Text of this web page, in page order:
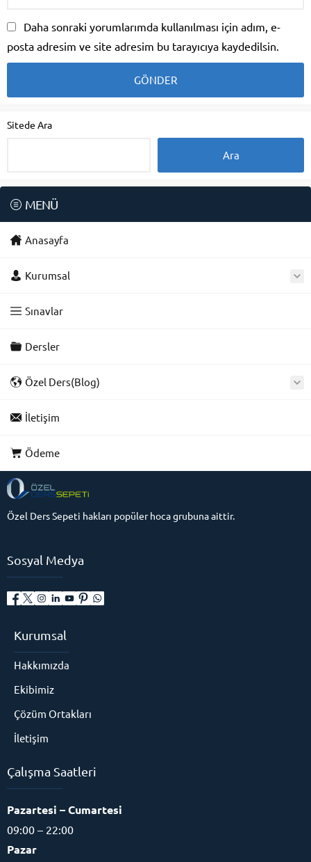
Daha sonraki yorumlarımda kullanılması için adım, e-
posta adresim ve site adresim bu tarayıcıya kaydedilsin.
Sitede Ara
MENÜ
Anasayfa
Kurumsal
Sınavlar
Dersler
Özel Ders(Blog)
İletişim
Ödeme
Özel Ders Sepeti hakları popüler hoca grubuna aittir.
Sosyal Medya
Kurumsal
Hakkımızda
Ekibimiz
Çözüm Ortakları
İletişim
Çalışma Saatleri
Pazartesi – Cumartesi
09:00 – 22:00
Pazar